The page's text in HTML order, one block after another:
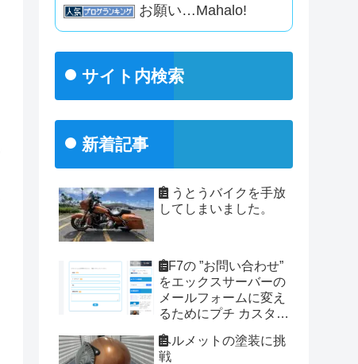
お願い…Mahalo!
サイト内検索
新着記事
とうとうバイクを手放
してしまいました。
CF7の ”お問い合わせ”
をエックスサーバーの
メールフォームに変え
るためにプチ カスタ
ヘルメットの塗装に挑
戦